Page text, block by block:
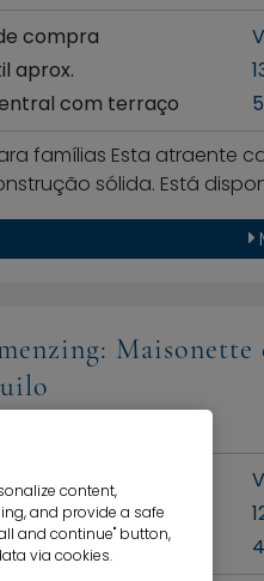
compra
aprox.
com terraço
famílias Esta atraente
sólida. Está
compra
aprox.
maisonette
content,
and provide a safe
and continue" button,
via cookies.